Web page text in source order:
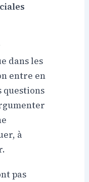
dans les
entre en
à
pas